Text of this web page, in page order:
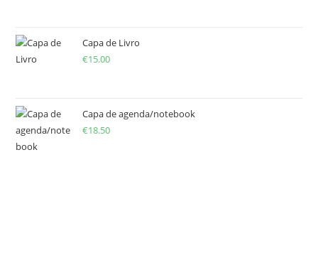
Capa de Livro
€15.00
Capa de agenda/notebook
€18.50